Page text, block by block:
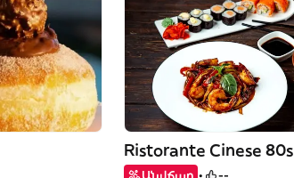
Ristorante Cinese 80s